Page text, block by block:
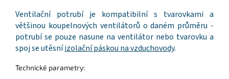
Ventilační potrubí je kompatibilní s tvarovkami a
většinou koupelnových ventilátorů o daném průměru -
potrubí se pouze nasune na ventilátor nebo tvarovku a
spoj se utěsníizolační páskou na vzduchovody.
Technické parametry: